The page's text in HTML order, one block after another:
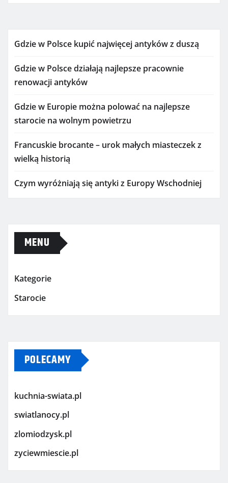
Gdzie w Polsce kupić najwięcej antyków z duszą
Gdzie w Polsce działają najlepsze pracownie
renowacji antyków
Gdzie w Europie można polować na najlepsze
starocie na wolnym powietrzu
Francuskie brocante – urok małych miasteczek z
wielką historią
Czym wyróżniają się antyki z Europy Wschodniej
MENU
Kategorie
Starocie
POLECAMY
kuchnia-swiata.pl
swiatlanocy.pl
zlomiodzysk.pl
zyciewmiescie.pl